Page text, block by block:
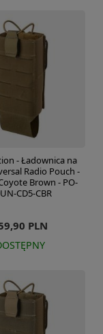
- Ładownica na
Radio Pouch -
Brown - PO-
CD5-CBR
PLN